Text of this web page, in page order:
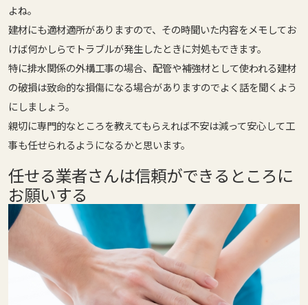
よね。
建材にも適材適所がありますので、その時聞いた内容をメモしてお
けば何かしらでトラブルが発生したときに対処もできます。
特に排水関係の外構工事の場合、配管や補強材として使われる建材
の破損は致命的な損傷になる場合がありますのでよく話を聞くよう
にしましょう。
親切に専門的なところを教えてもらえれば不安は減って安心して工
事も任せられるようになるかと思います。
任せる業者さんは信頼ができるところに
お願いする